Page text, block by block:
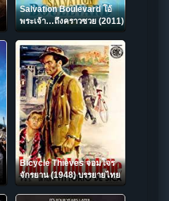
Salvation Boulevard โอ้
พระเจ้า…ถึงคราวซวย (2011)
Bicycle Thieves จอมโจร
จักรยาน (1948) บรรยายไทย